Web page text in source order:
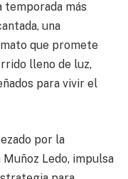
temporada más
una
que promete
lleno de luz,
para vivir el
por la
Ledo, impulsa